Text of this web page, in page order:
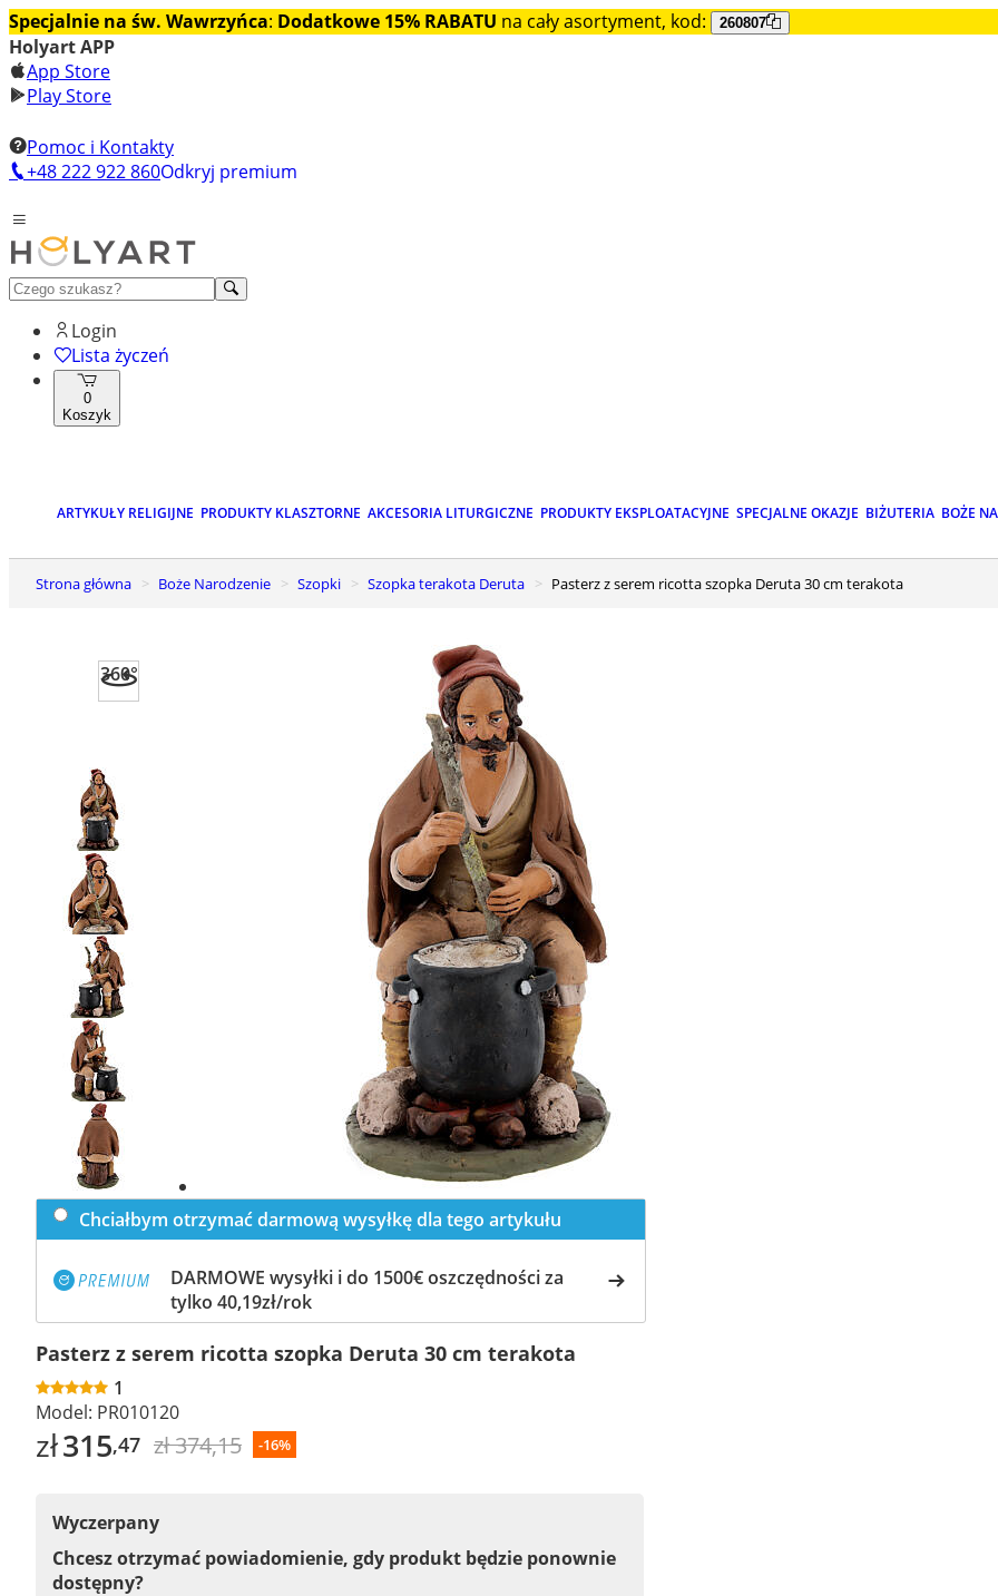
Specjalnie na św. Wawrzyńca: Dodatkowe 15% RABATU na cały asortyment, kod: 260807
Holyart APP
App Store
Play Store
Pomoc i Kontakty
+48 222 922 860Odkryj premium
Login
Lista życzeń
0
Koszyk
ARTYKUŁY RELIGIJNE PRODUKTY KLASZTORNE AKCESORIA LITURGICZNE PRODUKTY EKSPLOATACYJNE SPECJALNE OKAZJE BIŻUTERIA BOŻE
Strona główna Boże Narodzenie Szopki Szopka terakota Deruta Pasterz z serem ricotta szopka Deruta 30 cm terakota
360°
Previous
slide
Next
slide
Chciałbym otrzymać darmową wysyłkę dla tego artykułu
DARMOWE wysyłki i do 1500€ oszczędności za
tylko 40,19zł/rok
Pasterz z serem ricotta szopka Deruta 30 cm terakota
1
Model: PR010120
zł315,47 zł 374,15 -16%
Wyczerpany
Chcesz otrzymać powiadomienie, gdy produkt będzie ponownie
dostępny?